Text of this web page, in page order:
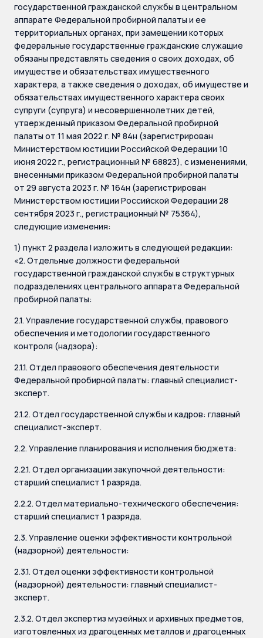
государственной гражданской службы в центральном
аппарате Федеральной пробирной палаты и ее
территориальных органах, при замещении которых
федеральные государственные гражданские служащие
обязаны представлять сведения о своих доходах, об
имуществе и обязательствах имущественного
характера, а также сведения о доходах, об имуществе и
обязательствах имущественного характера своих
супруги (супруга) и несовершеннолетних детей,
утвержденный приказом Федеральной пробирной
палаты от 11 мая 2022 г. № 84н (зарегистрирован
Министерством юстиции Российской Федерации 10
июня 2022 г., регистрационный № 68823), с изменениями,
внесенными приказом Федеральной пробирной палаты
от 29 августа 2023 г. № 164н (зарегистрирован
Министерством юстиции Российской Федерации 28
сентября 2023 г., регистрационный № 75364),
следующие изменения:
1) пункт 2 раздела I изложить в следующей редакции:
«2. Отдельные должности федеральной
государственной гражданской службы в структурных
подразделениях центрального аппарата Федеральной
пробирной палаты:
2.1. Управление государственной службы, правового
обеспечения и методологии государственного
контроля (надзора):
2.1.1. Отдел правового обеспечения деятельности
Федеральной пробирной палаты: главный специалист-
эксперт.
2.1.2. Отдел государственной службы и кадров: главный
специалист-эксперт.
2.2. Управление планирования и исполнения бюджета:
2.2.1. Отдел организации закупочной деятельности:
старший специалист 1 разряда.
2.2.2. Отдел материально-технического обеспечения:
старший специалист 1 разряда.
2.3. Управление оценки эффективности контрольной
(надзорной) деятельности:
2.3.1. Отдел оценки эффективности контрольной
(надзорной) деятельности: главный специалист-
эксперт.
2.3.2. Отдел экспертиз музейных и архивных предметов,
изготовленных из драгоценных металлов и драгоценных